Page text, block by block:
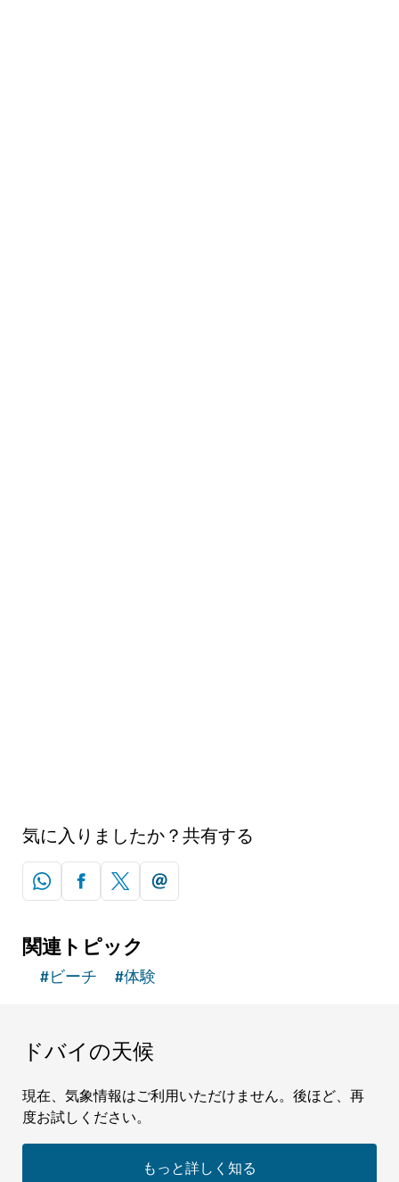
気に入りましたか？共有する
関連トピック
#ビーチ #体験
ドバイの天候
現在、気象情報はご利用いただけません。後ほど、再
度お試しください。
もっと詳しく知る